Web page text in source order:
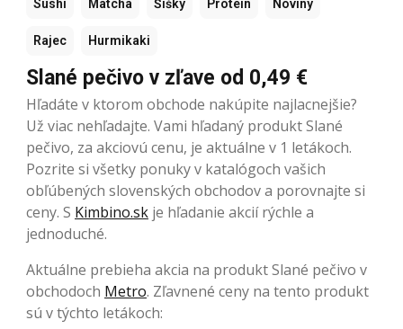
Sushi Matcha Šišky Protein Noviny
Rajec Hurmikaki
Slané pečivo v zľave od 0,49 €
Hľadáte v ktorom obchode nakúpite najlacnejšie?
Už viac nehľadajte. Vami hľadaný produkt Slané
pečivo, za akciovú cenu, je aktuálne v 1 letákoch.
Pozrite si všetky ponuky v katalógoch vašich
obľúbených slovenských obchodov a porovnajte si
ceny. S Kimbino.sk je hľadanie akcií rýchle a
jednoduché.
Aktuálne prebieha akcia na produkt Slané pečivo v
obchodoch Metro. Zľavnené ceny na tento produkt
sú v týchto letákoch: